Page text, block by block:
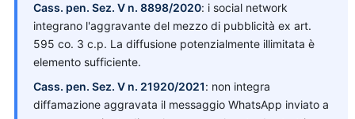
Cass. pen. Sez. V n. 8898/2020: i social network
integrano l'aggravante del mezzo di pubblicità ex art.
595 co. 3 c.p. La diffusione potenzialmente illimitata è
elemento sufficiente.
Cass. pen. Sez. V n. 21920/2021: non integra
diffamazione aggravata il messaggio WhatsApp inviato a